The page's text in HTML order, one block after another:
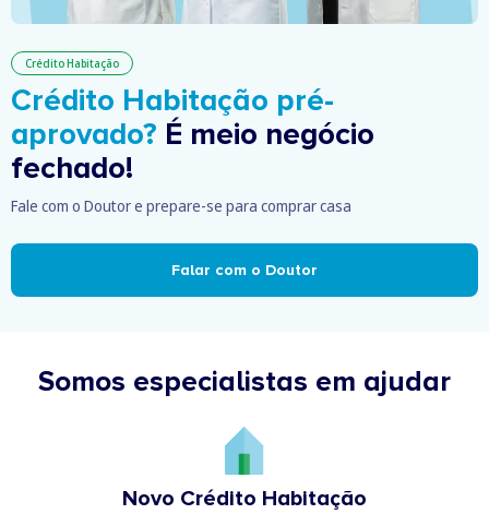
Crédito Habitação
Crédito Habitação pré-
aprovado? É meio negócio
fechado!
Fale com o Doutor e prepare-se para comprar casa
Falar com o Doutor
Somos especialistas em ajudar
Novo Crédito Habitação